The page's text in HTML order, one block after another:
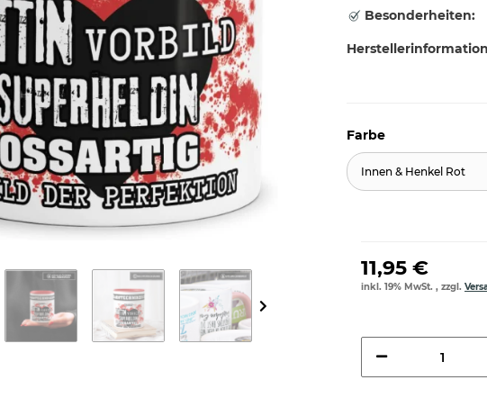
Besonderheiten:
Farbe
Innen & Henkel Rot
11,95 €
inkl. 19% MwSt. , zzgl.